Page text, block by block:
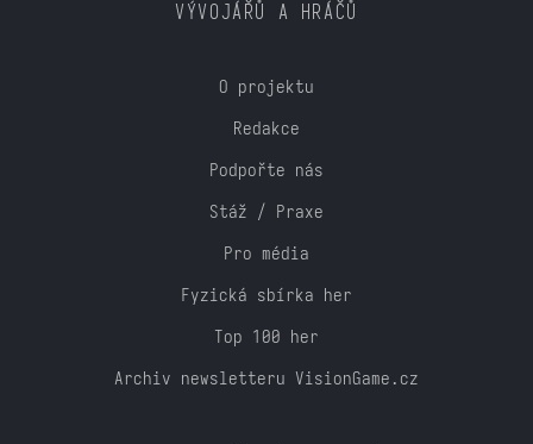
VÝVOJÁŘŮ A HRÁČŮ
O projektu
Redakce
Podpořte nás
Stáž / Praxe
Pro média
Fyzická sbírka her
Top 100 her
Archiv newsletteru VisionGame.cz